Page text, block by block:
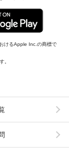
けるApple Inc.の商標で
。